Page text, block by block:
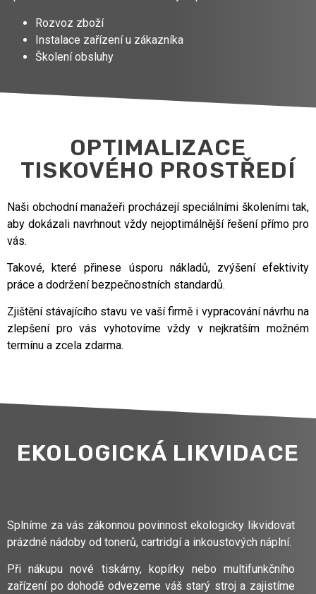
Rozvoz zboží
Instalace zařízení u zákazníka
Školení obsluhy
OPTIMALIZACE
TISKOVÉHO PROSTŘEDÍ
Naši obchodní manažeři procházejí speciálními školeními tak,
aby dokázali navrhnout vždy nejoptimálnější řešení přímo pro
vás.
Takové, které přinese úsporu nákladů, zvýšení efektivity
práce a dodržení bezpečnostních standardů.
Zjištění stávajícího stavu ve vaší firmě i vypracování návrhu na
zlepšení pro vás vyhotovíme vždy v nejkratším možném
termínu a zcela zdarma.
EKOLOGICKÁ LIKVIDACE
Splníme za vás zákonnou povinnost ekologicky likvidovat
prázdné nádoby od tonerů, cartridgí a inkoustových náplní.
Při nákupu nové tiskárny, kopírky nebo multifunkčního
zařízení po dohodě odvezeme váš starý stroj a zajistíme